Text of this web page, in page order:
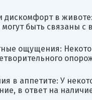
дискомфорт в
могут быть связаны
ощущения:
в аппетите: У
в ответ на